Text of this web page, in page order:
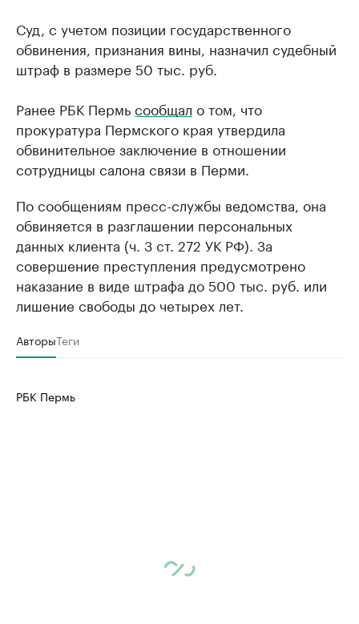
Суд, с учетом позиции государственного
обвинения, признания вины, назначил судебный
штраф в размере 50 тыс. руб.
Ранее РБК Пермьсообщал о том, что
прокуратура Пермского края утвердила
обвинительное заключение в отношении
сотрудницы салона связи в Перми.
По сообщениям пресс-службы ведомства, она
обвиняется в разглашении персональных
данных клиента (ч. 3 ст. 272 УК РФ). За
совершение преступления предусмотрено
наказание в виде штрафа до 500 тыс. руб. или
лишение свободы до четырех лет.
АвторыТеги
РБК Пермь